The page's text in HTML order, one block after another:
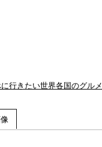
行きたい世界各国のグルメ